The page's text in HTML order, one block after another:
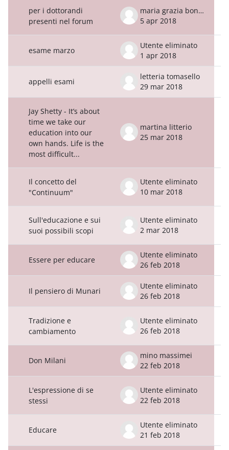
per i dottorandi
presenti nel forum
maria grazia boninfante
5 apr 2018
esame marzo
Utente eliminato
1 apr 2018
appelli esami
letteria tomasello
29 mar 2018
Jay Shetty - It’s about
time we take our
education into our
own hands. Life is the
most difficult...
martina litterio
25 mar 2018
Il concetto del
"Continuum"
Utente eliminato
10 mar 2018
Sull'educazione e sui
suoi possibili scopi
Utente eliminato
2 mar 2018
Essere per educare
Utente eliminato
26 feb 2018
Il pensiero di Munari
Utente eliminato
26 feb 2018
Tradizione e
cambiamento
Utente eliminato
26 feb 2018
Don Milani
mino massimei
22 feb 2018
L'espressione di se
stessi
Utente eliminato
22 feb 2018
Educare
Utente eliminato
21 feb 2018